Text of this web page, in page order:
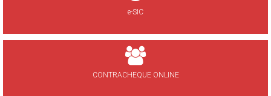
e-SIC
CONTRACHEQUE ONLINE